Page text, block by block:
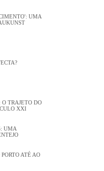
UMA
O TRAJETO DO
XXI
UMA
ATÉ AO